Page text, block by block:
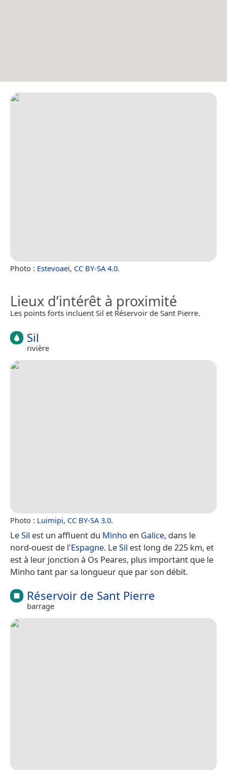
Photo : Estevoaei, CC BY-SA 4.0.
Lieux d’intérêt à proximité
Les points forts incluent Sil et Réservoir de Sant Pierre.
Sil
rivière
Photo : Luimipi, CC BY-SA 3.0.
LeSil est un affluent du Minho en Galice, dans le
nord-ouest de l'Espagne. LeSil est long de 225 km, et
est à leur jonction à Os Peares, plus important que le
Minho tant par sa longueur que par son débit.
Réservoir de Sant Pierre
barrage